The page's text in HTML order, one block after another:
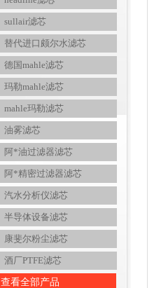
sullair滤芯
替代进口颇尔水滤芯
德国mahle滤芯
玛勒mahle滤芯
mahle玛勒滤芯
油雾滤芯
阿*油过滤器滤芯
阿*精密过滤器滤芯
汽水分析仪滤芯
半导体设备滤芯
康斐尔粉尘滤芯
酒厂PTFE滤芯
查看全部产品